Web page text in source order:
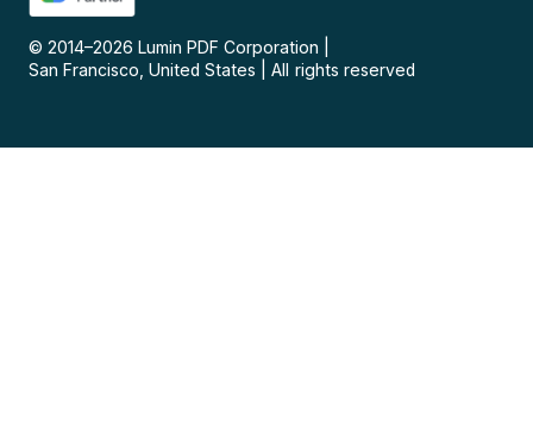
© 2014–2026 Lumin PDF Corporation
San Francisco, United States
All rights reserved